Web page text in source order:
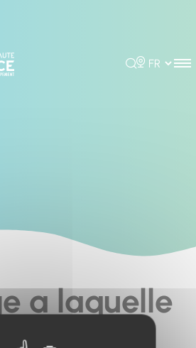
Rechercher
Choisir la
a laquelle
à